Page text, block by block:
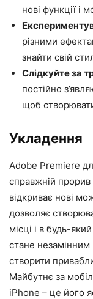
нові функції і
різними
знайти свій
Слідкуйте за
постійно
щоб
Укладення
Adobe Premiere
справжній прорив
відкриває нові
дозволяє
місці і в будь-
стане незамінним
створити
Майбутнє за
iPhone – це його